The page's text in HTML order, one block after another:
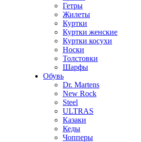
Гетры
Жилеты
Куртки
Куртки женские
Куртки косухи
Носки
Толстовки
Шарфы
Обувь
Dr. Martens
New Rock
Steel
ULTRAS
Казаки
Кеды
Чопперы